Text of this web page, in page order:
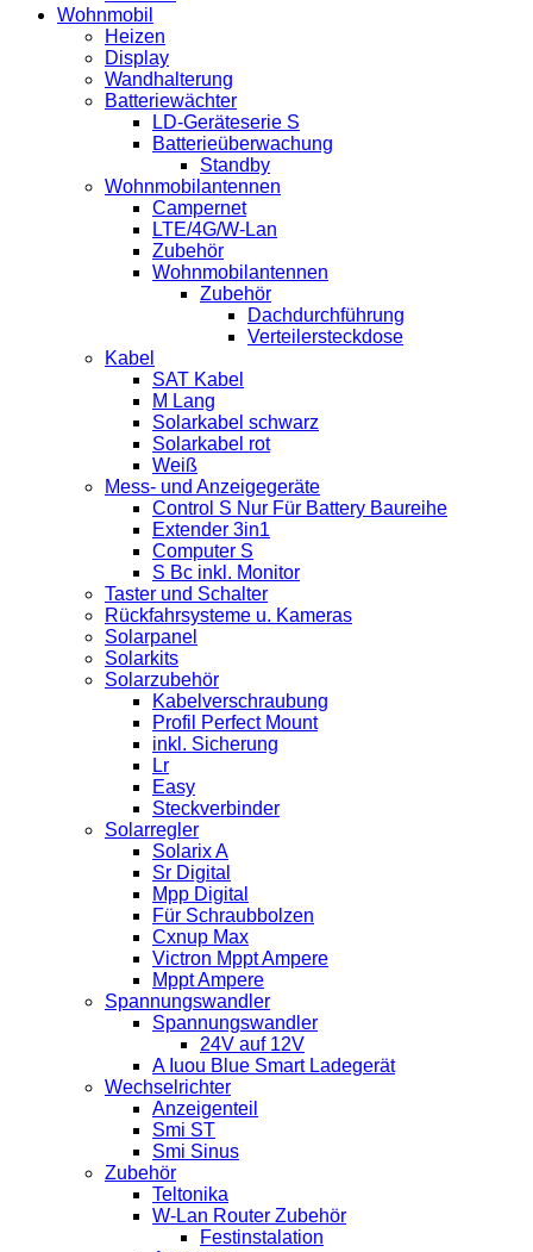
Wohnmobil
Heizen
Display
Wandhalterung
Batteriewächter
LD-Geräteserie S
Batterieüberwachung
Standby
Wohnmobilantennen
Campernet
LTE/4G/W-Lan
Zubehör
Wohnmobilantennen
Zubehör
Dachdurchführung
Verteilersteckdose
Kabel
SAT Kabel
M Lang
Solarkabel schwarz
Solarkabel rot
Weiß
Mess- und Anzeigegeräte
Control S Nur Für Battery Baureihe
Extender 3in1
Computer S
S Bc inkl. Monitor
Taster und Schalter
Rückfahrsysteme u. Kameras
Solarpanel
Solarkits
Solarzubehör
Kabelverschraubung
Profil Perfect Mount
inkl. Sicherung
Lr
Easy
Steckverbinder
Solarregler
Solarix A
Sr Digital
Mpp Digital
Für Schraubbolzen
Cxnup Max
Victron Mppt Ampere
Mppt Ampere
Spannungswandler
Spannungswandler
24V auf 12V
A Iuou Blue Smart Ladegerät
Wechselrichter
Anzeigenteil
Smi ST
Smi Sinus
Zubehör
Teltonika
W-Lan Router Zubehör
Festinstalation